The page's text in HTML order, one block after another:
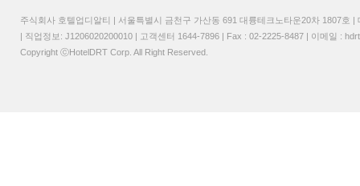
주식회사 호텔업디알티 | 서울특별시 금천구 가산동 691 대륭테크노타운20차 1807
| 직업정보: J1206020200010 | 고객센터 1644-7896 | Fax : 02-2225-8487 | 이메일 :
Copyright ⓒHotelDRT Corp. All Right Reserved.